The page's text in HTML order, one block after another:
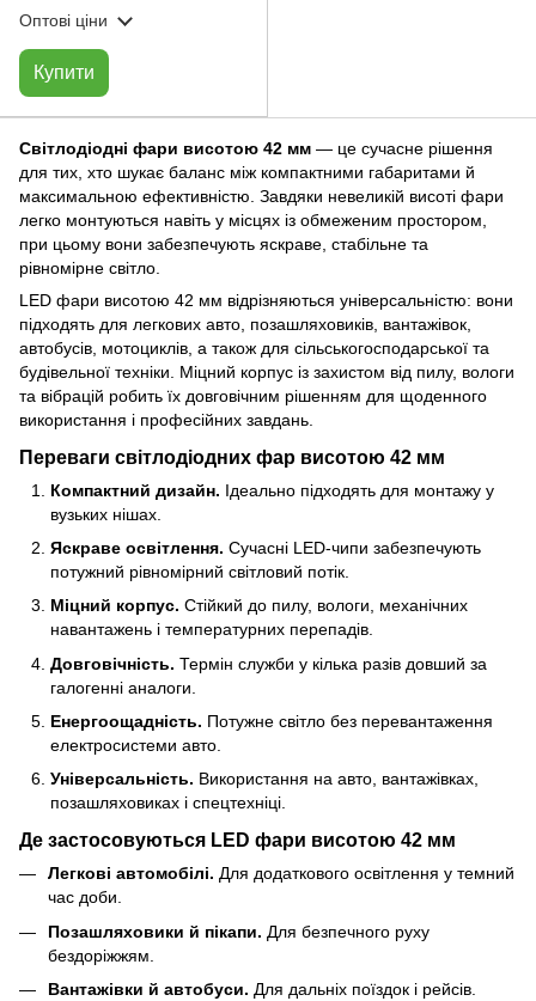
Оптові ціни
Купити
Світлодіодні фари висотою 42 мм — це сучасне рішення
для тих, хто шукає баланс між компактними габаритами й
максимальною ефективністю. Завдяки невеликій висоті фари
легко монтуються навіть у місцях із обмеженим простором,
при цьому вони забезпечують яскраве, стабільне та
рівномірне світло.
LED фари висотою 42 мм відрізняються універсальністю: вони
підходять для легкових авто, позашляховиків, вантажівок,
автобусів, мотоциклів, а також для сільськогосподарської та
будівельної техніки. Міцний корпус із захистом від пилу, вологи
та вібрацій робить їх довговічним рішенням для щоденного
використання і професійних завдань.
Переваги світлодіодних фар висотою 42 мм
Компактний дизайн. Ідеально підходять для монтажу у
вузьких нішах.
Яскраве освітлення. Сучасні LED-чипи забезпечують
потужний рівномірний світловий потік.
Міцний корпус. Стійкий до пилу, вологи, механічних
навантажень і температурних перепадів.
Довговічність. Термін служби у кілька разів довший за
галогенні аналоги.
Енергоощадність. Потужне світло без перевантаження
електросистеми авто.
Універсальність. Використання на авто, вантажівках,
позашляховиках і спецтехніці.
Де застосовуються LED фари висотою 42 мм
Легкові автомобілі. Для додаткового освітлення у темний
час доби.
Позашляховики й пікапи. Для безпечного руху
бездоріжжям.
Вантажівки й автобуси. Для дальніх поїздок і рейсів.